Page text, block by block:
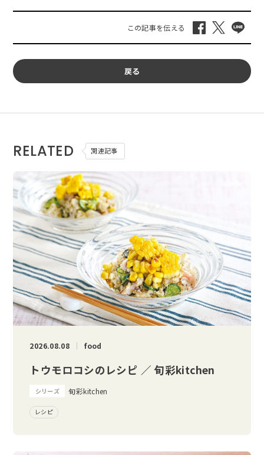
戻る
RELATED 関連記事
2026.08.08 food
トウモロコシのレシピ ／ 旬彩kitchen
シリーズ 旬彩kitchen
レシピ